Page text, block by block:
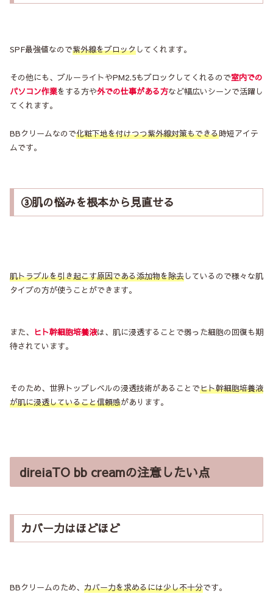
SPF最強値なので紫外線をブロックしてくれます。
その他にも、ブルーライトやPM2.5もブロックしてくれるので室内での
パソコン作業をする方や外での仕事がある方など幅広いシーンで活躍し
てくれます。
BBクリームなので化粧下地を付けつつ紫外線対策もできる時短アイテ
ムです。
③肌の悩みを根本から見直せる
肌トラブルを引き起こす原因である添加物を除去しているので様々な肌
タイプの方が使うことができます。
また、 ヒト幹細胞培養液は、肌に浸透することで弱った細胞の回復も期
待されています。
そのため、世界トップレベルの浸透技術があることでヒト幹細胞培養液
が肌に浸透していること信頼感があります。
direiaTO bb creamの注意したい点
カバー力はほどほど
BBクリームのため、 カバー力を求めるには少し不十分です。